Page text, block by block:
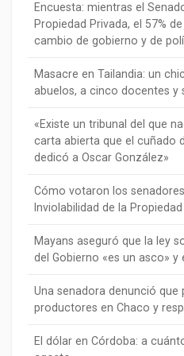
Encuesta: mientras el
Propiedad Privada, el 57%
cambio de gobierno y de
Masacre en Tailandia: un
abuelos, a cinco docentes y
«Existe un tribunal del que
carta abierta que el cuñado
dedicó a Oscar González»
Cómo votaron los
Inviolabilidad de la
Mayans aseguró que la ley
del Gobierno «es un asco» y
Una senadora denunció que
productores en Chaco y
El dólar en Córdoba: a